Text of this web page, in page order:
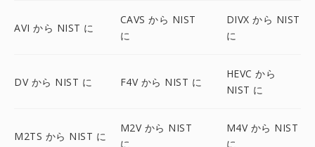
AVI から NIST に
CAVS から NIST
に
DIVX から NIST
に
DV から NIST に F4V から NIST に
HEVC から
NIST に
M2TS から NIST に
M2V から NIST
に
M4V から NIST
に